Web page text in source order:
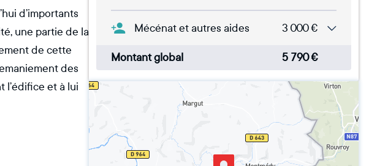
d’importants
une partie de la
de cette
des
l’édifice et à lui
Mécénat et autres aides 3 000€
Montant global 5 790€